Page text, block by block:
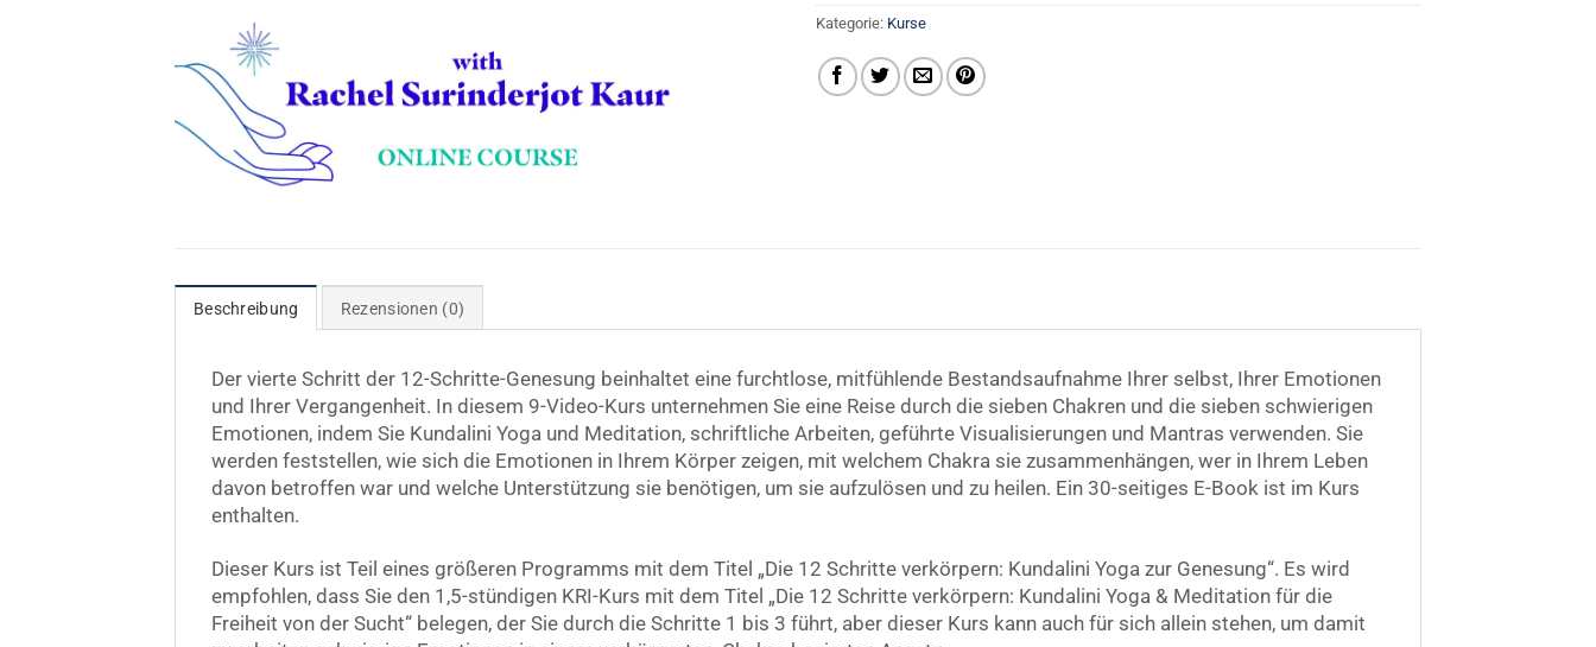
Kategorie: Kurse
Beschreibung Rezensionen (0)
Der vierte Schritt der 12-Schritte-Genesung beinhaltet eine furchtlose, mitfühlende Bestandsaufnahme Ihrer selbst, Ihrer Emotionen
und Ihrer Vergangenheit. In diesem 9-Video-Kurs unternehmen Sie eine Reise durch die sieben Chakren und die sieben schwierigen
Emotionen, indem Sie Kundalini Yoga und Meditation, schriftliche Arbeiten, geführte Visualisierungen und Mantras verwenden. Sie
werden feststellen, wie sich die Emotionen in Ihrem Körper zeigen, mit welchem Chakra sie zusammenhängen, wer in Ihrem Leben
davon betroffen war und welche Unterstützung sie benötigen, um sie aufzulösen und zu heilen. Ein 30-seitiges E-Book ist im Kurs
enthalten.
Dieser Kurs ist Teil eines größeren Programms mit dem Titel „Die 12 Schritte verkörpern: Kundalini Yoga zur Genesung“. Es wird
empfohlen, dass Sie den 1,5-stündigen KRI-Kurs mit dem Titel „Die 12 Schritte verkörpern: Kundalini Yoga & Meditation für die
Freiheit von der Sucht“ belegen, der Sie durch die Schritte 1 bis 3 führt, aber dieser Kurs kann auch für sich allein stehen, um damit